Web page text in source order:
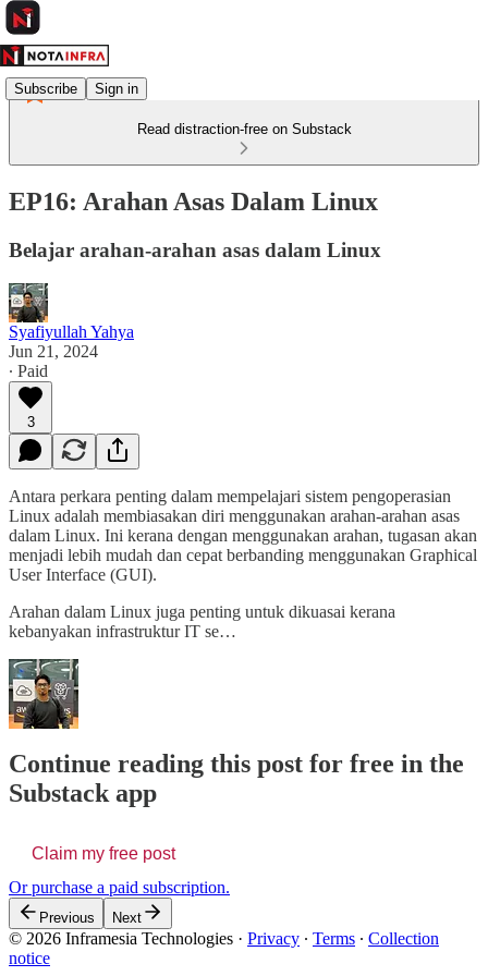
Subscribe Sign in
Read distraction-free on Substack
EP16: Arahan Asas Dalam Linux
Belajar arahan-arahan asas dalam Linux
Syafiyullah Yahya
Jun 21, 2024
∙ Paid
3
Antara perkara penting dalam mempelajari sistem pengoperasian
Linux adalah membiasakan diri menggunakan arahan-arahan asas
dalam Linux. Ini kerana dengan menggunakan arahan, tugasan akan
menjadi lebih mudah dan cepat berbanding menggunakan Graphical
User Interface (GUI).
Arahan dalam Linux juga penting untuk dikuasai kerana
kebanyakan infrastruktur IT se…
Continue reading this post for free in the
Substack app
Claim my free post
Or purchase a paid subscription.
Previous Next
© 2026 Inframesia Technologies · Privacy ∙ Terms ∙ Collection
notice